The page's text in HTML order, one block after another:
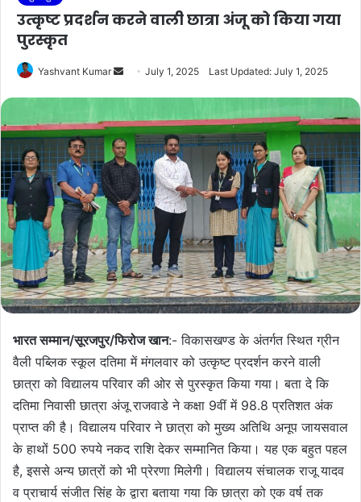
उत्कृष्ट प्रदर्शन करने वाली छात्रा अंजू को किया गया
पुरस्कृत
Yashvant Kumar
Send July 1, 2025 Last Updated: July 1, 2025
भारत सम्मान/सूरजपुर/फिरोज खान:- विकासखण्ड के अंतर्गत स्थित ग्रीन
वैली पब्लिक स्कूल दतिमा में मंगलवार को उत्कृष्ट प्रदर्शन करने वाली
छात्रा को विद्यालय परिवार की ओर से पुरस्कृत किया गया। बता दे कि
दतिमा निवासी छात्रा अंजू राजवाडे ने कक्षा 9वीं में 98.8 प्रतिशत अंक
प्राप्त की है। विद्यालय परिवार ने छात्रा को मुख्य अतिथि अनूप जायसवाल
के हाथों 500 रुपये नकद राशि देकर सम्मानित किया। यह एक बहुत पहल
है, इससे अन्य छात्रों को भी प्रेरणा मिलेगी। विद्यालय संचालक राजू यादव
व प्राचार्य संजीत सिंह के द्वारा बताया गया कि छात्रा को एक वर्ष तक